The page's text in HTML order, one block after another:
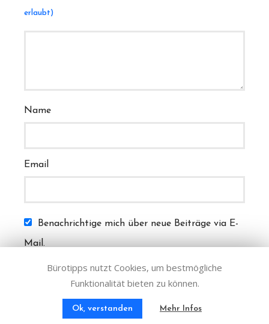
Name
Email
Benachrichtige mich über neue Beiträge via E-
Mail.
Bürotipps nutzt Cookies, um bestmögliche
Funktionalität bieten zu können.
Ok, verstanden Mehr Infos